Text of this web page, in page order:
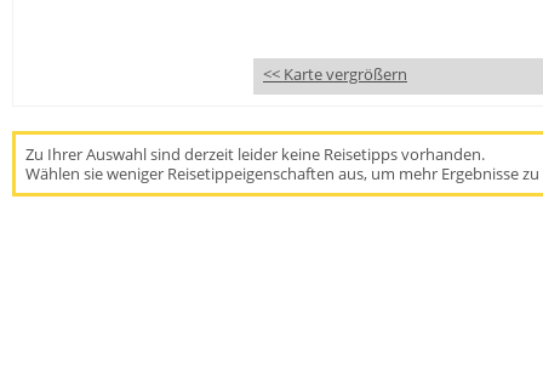
<< Karte vergrößern
Zu Ihrer Auswahl sind derzeit leider keine Reisetipps vorhanden.
Wählen sie weniger Reisetippeigenschaften aus, um mehr Ergebnisse